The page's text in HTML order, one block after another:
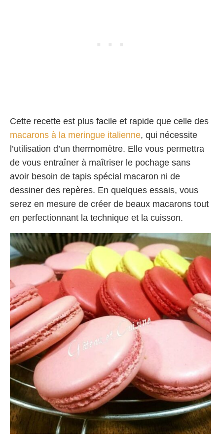
Cette recette est plus facile et rapide que celle des
macarons à la meringue italienne, qui nécessite
l’utilisation d’un thermomètre. Elle vous permettra
de vous entraîner à maîtriser le pochage sans
avoir besoin de tapis spécial macaron ni de
dessiner des repères. En quelques essais, vous
serez en mesure de créer de beaux macarons tout
en perfectionnant la technique et la cuisson.